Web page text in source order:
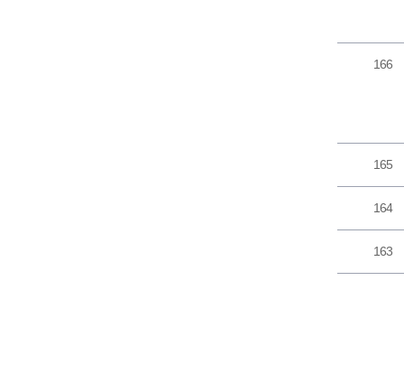
166
165
164
163